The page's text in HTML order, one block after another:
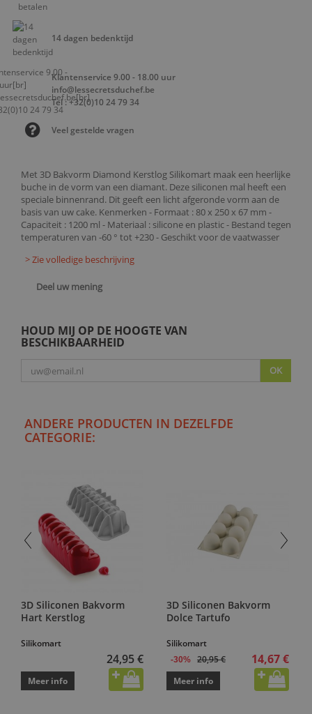
Met 3D Bakvorm Diamond Kerstlog Silikomart maak een heerlijke
buche in de vorm van een diamant. Deze siliconen mal heeft een
speciale binnenrand. Dit geeft een licht afgeronde vorm aan de
basis van uw cake. Kenmerken - Formaat : 80 x 250 x 67 mm -
Capaciteit : 1200 ml - Materiaal : silicone en plastic - Bestand tegen
temperaturen van -60 ° tot +230 - Geschikt voor de vaatwasser
> Zie volledige beschrijving
Deel uw mening
HOUD MIJ OP DE HOOGTE VAN
BESCHIKBAARHEID
OK
14 dagen bedenktijd
Klantenservice 9.00 - 18.00 uur
info@lessecretsduchef.be
Tel : +32(0)10 24 79 34
Veel gestelde vragen
ANDERE PRODUCTEN IN DEZELFDE
CATEGORIE:
3D Siliconen Bakvorm
Hart Kerstlog
Silikomart
24,95 €
Meer info
3D Siliconen Bakvorm
Dolce Tartufo
Silikomart
-30% 20,95 € 14,67 €
Meer info